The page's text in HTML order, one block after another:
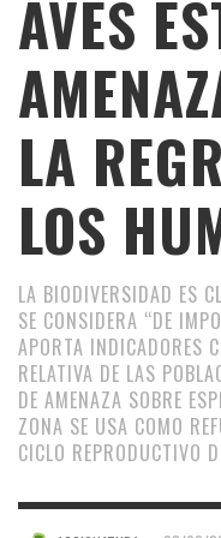
AVES
LA
LOS
LA BIODIVERSIDAD ES
SE CONSIDERA “DE
APORTA INDICADORES
RELATIVA DE LAS
DE AMENAZA SOBRE
ZONA SE USA COMO
CICLO REPRODUCTIVO